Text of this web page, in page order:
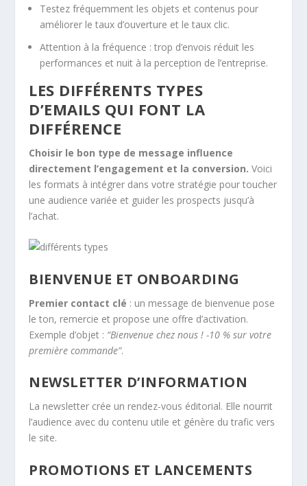
Testez fréquemment les objets et contenus pour
améliorer le taux d’ouverture et le taux clic.
Attention à la fréquence : trop d’envois réduit les
performances et nuit à la perception de l’entreprise.
LES DIFFÉRENTS TYPES
D’EMAILS QUI FONT LA
DIFFÉRENCE
Choisir le bon type de message influence
directement l’engagement et la conversion. Voici
les formats à intégrer dans votre stratégie pour toucher
une audience variée et guider les prospects jusqu’à
l’achat.
BIENVENUE ET ONBOARDING
Premier contact clé : un message de bienvenue pose
le ton, remercie et propose une offre d’activation.
Exemple d’objet : “Bienvenue chez nous ! -10 % sur votre
première commande”.
NEWSLETTER D’INFORMATION
La newsletter crée un rendez-vous éditorial. Elle nourrit
l’audience avec du contenu utile et génère du trafic vers
le site.
PROMOTIONS ET LANCEMENTS